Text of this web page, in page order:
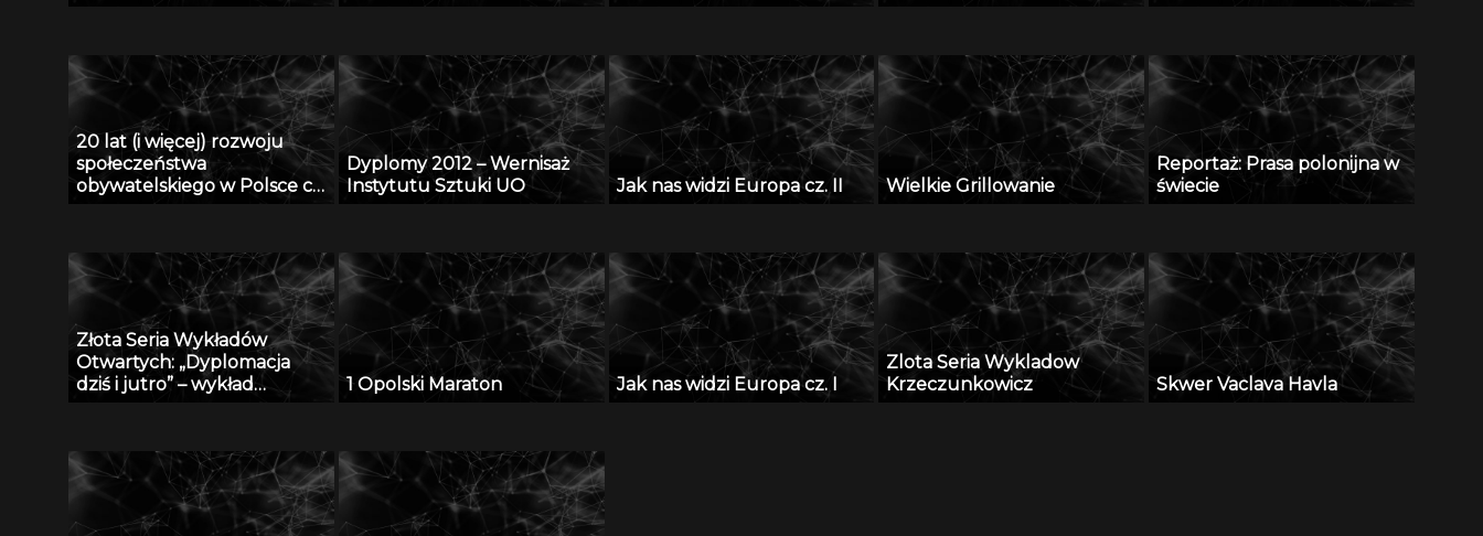
20 lat (i więcej) rozwoju
społeczeństwa
obywatelskiego w Polsce cz.
Dyplomy 2012 – Wernisaż
Instytutu Sztuki UO
Jak nas widzi Europa cz. II Wielkie Grillowanie
Reportaż: Prasa polonijna w
świecie
Złota Seria Wykładów
Otwartych: „Dyplomacja
dziś i jutro” – wykład
1 Opolski Maraton Jak nas widzi Europa cz. I
Zlota Seria Wykladow
Krzeczunkowicz
Skwer Vaclava Havla